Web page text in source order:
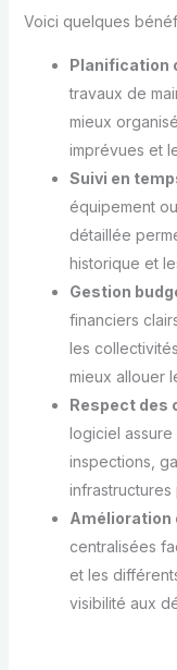
Voici quelques
Planification
travaux de
mieux
imprévues et
Suivi en
équipement
détaillée
historique et
Gestion
financiers
les
mieux allouer
Respect des
logiciel
inspections,
infrastructures
Amélioration
centralisées
et les
visibilité aux